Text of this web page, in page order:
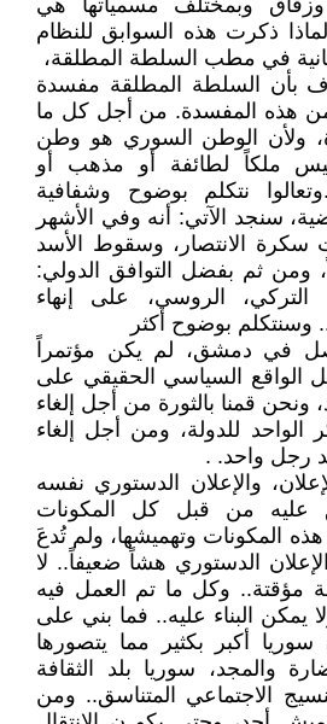
وزقاق وبمختلف مسمياتها هي
لماذا ذكرت هذه السوابق للنظام
ثانية في مطب السلطة المطلقة،
بأن السلطة المطلقة مفسدة
هذه المفسدة. من أجل كل ما
ولأن الوطن السوري هو وطن
ليس ملكاً لطائفة أو مذهب أو
نتكلم بوضوح وشفافية
سنجد الآتي: أنه وفي الأشهر
سكرة الانتصار، وسقوط الأسد
ومن ثم بفضل التوافق الدولي:
التركي، الروسي، على إنهاء
وسنتكلم بوضوح أكثر
في دمشق، لم يكن مؤتمراً
الواقع السياسي الحقيقي على
ونحن قمنا بالثورة من أجل إلغاء
الواحد للدولة، ومن أجل إلغاء
رجل واحد. .
والإعلان الدستوري نفسه
عليه من قبل كل المكونات
هذه المكونات وتهميشها، ولم تُدعَ
الدستوري هشاً ضعيفاً.. لا
مؤقتة.. وكل ما تم العمل فيه
يمكن البناء عليه.. فما بني على
أكبر بكثير مما يتصورها
والمجد، سوريا بلد الثقافة
الاجتماعي المتناسق.. ومن